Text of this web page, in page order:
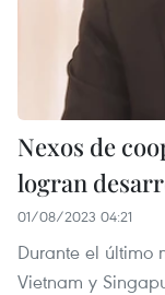
Nexos de
logran
01/08/2023 04:21
Durante el último
Vietnam y